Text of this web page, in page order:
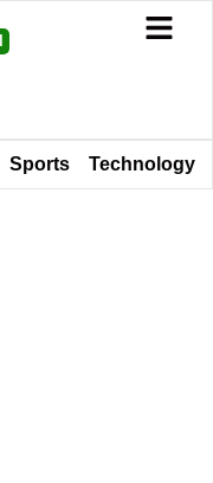
Sports Technology